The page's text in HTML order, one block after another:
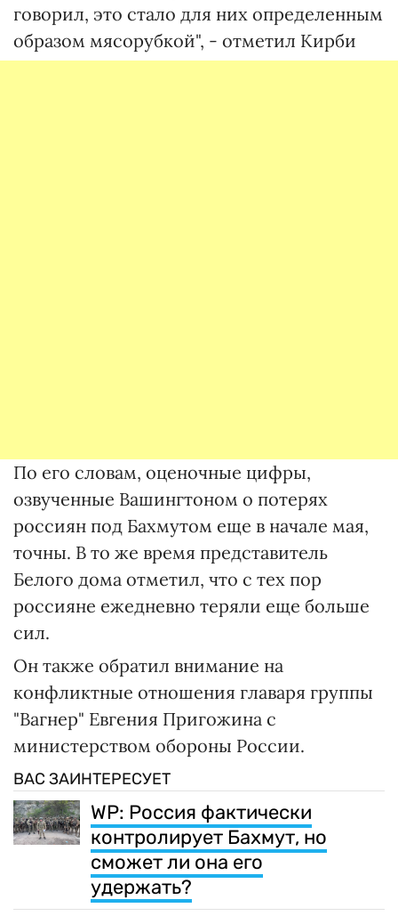
говорил, это стало для них определенным
образом мясорубкой", - отметил Кирби
По его словам, оценочные цифры,
озвученные Вашингтоном о потерях
россиян под Бахмутом еще в начале мая,
точны. В то же время представитель
Белого дома отметил, что с тех пор
россияне ежедневно теряли еще больше
сил.
Он также обратил внимание на
конфликтные отношения главаря группы
"Вагнер" Евгения Пригожина с
министерством обороны России.
ВАС ЗАИНТЕРЕСУЕТ
WP: Россия фактически
контролирует Бахмут, но
сможет ли она его
удержать?